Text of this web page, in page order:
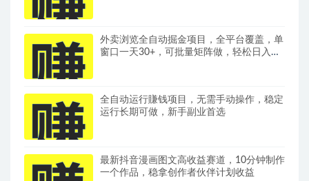
外卖浏览全自动掘金项目，全平台覆盖，单
窗口一天30+，可批量矩阵做，轻松日入
全自动运行賺钱项目，无需手动操作，稳定
运行长期可做，新手副业首选
最新抖音漫画图文高收益赛道，10分钟制作
一个作品，稳拿创作者伙伴计划收益